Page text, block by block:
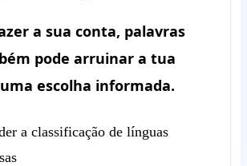
a sua conta, palavras
pode arruinar a tua
escolha informada.
a classificação de línguas